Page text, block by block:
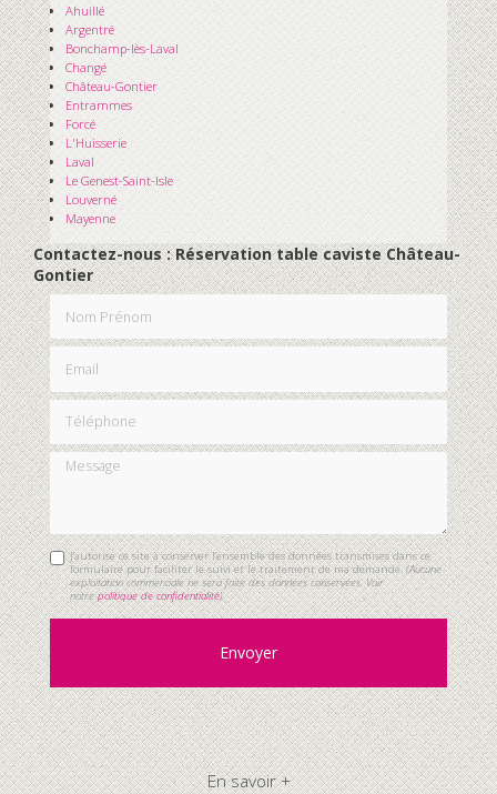
Ahuillé
Argentré
Bonchamp-lès-Laval
Changé
Château-Gontier
Entrammes
Forcé
L'Huisserie
Laval
Le Genest-Saint-Isle
Louverné
Mayenne
Contactez-nous : Réservation table caviste Château-
Gontier
Nom Prénom
Email
Téléphone
Message
J'autorise ce site à conserver l'ensemble des données transmises dans ce
formulaire pour faciliter le suivi et le traitement de ma demande.(Aucune
exploitation commerciale ne sera faite des données conservées. Voir
notrepolitique de confidentialité)
En savoir +